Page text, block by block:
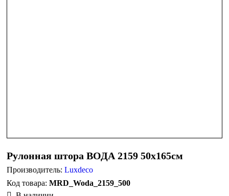
Рулонная штора ВОДА 2159 50х165см
Производитель:Luxdeco
MRD_Woda_2159_500